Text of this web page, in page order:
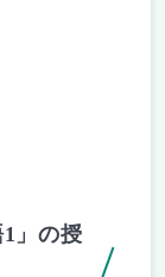
」の授